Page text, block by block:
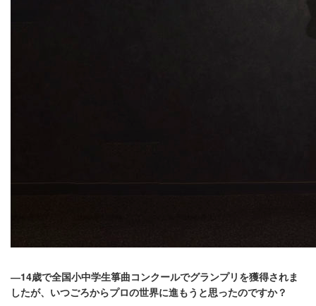
―14歳で全国小中学生箏曲コンクールでグランプリを獲得されま
したが、いつごろからプロの世界に進もうと思ったのですか？